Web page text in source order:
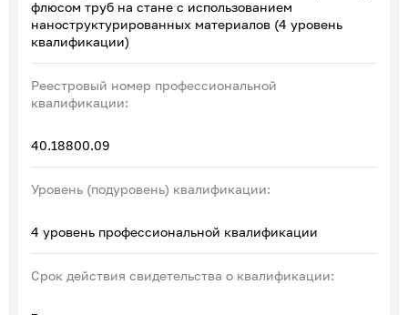
флюсом труб на стане с использованием
наноструктурированных материалов (4 уровень
квалификации)
Реестровый номер профессиональной
квалификации:
40.18800.09
Уровень (подуровень) квалификации:
4 уровень профессиональной квалификации
Срок действия свидетельства о квалификации: